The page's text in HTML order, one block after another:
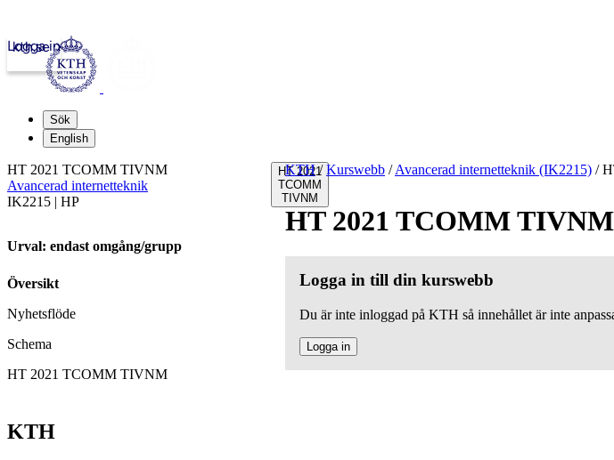
kth.se
Logga in
Sök
English
HT 2021
TCOMM
TIVNM
KTH / Kurswebb / Avancerad internetteknik (IK2215) /
HT 2021 TCOMM TIVNM
Logga in till din kurswebb
Du är inte inloggad på KTH så innehållet är inte
Logga in
HT 2021 TCOMM TIVNM
Avancerad internetteknik
IK2215 | HP
Urval: endast omgång/grupp
Översikt
Nyhetsflöde
Schema
HT 2021 TCOMM TIVNM
KTH